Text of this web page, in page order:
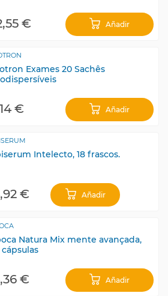
€ Añadir
Exames 20 Sachês
€ Añadir
Intelecto, 18 frascos.
€ Añadir
Natura Mix mente avançada,
cápsulas
€ Añadir